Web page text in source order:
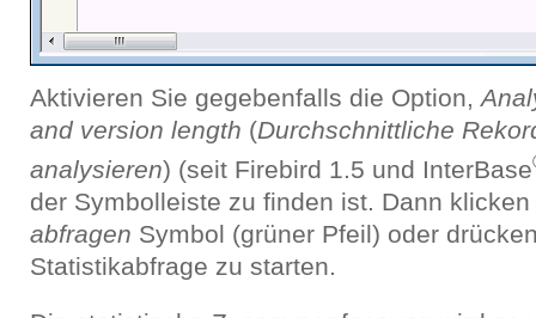
Aktivieren Sie gegebenfalls die Option,
and version length (Durchschnittliche
analysieren) (seit Firebird 1.5 und InterBase
der Symbolleiste zu finden ist. Dann
abfragen Symbol (grüner Pfeil) oder
Statistikabfrage zu starten.